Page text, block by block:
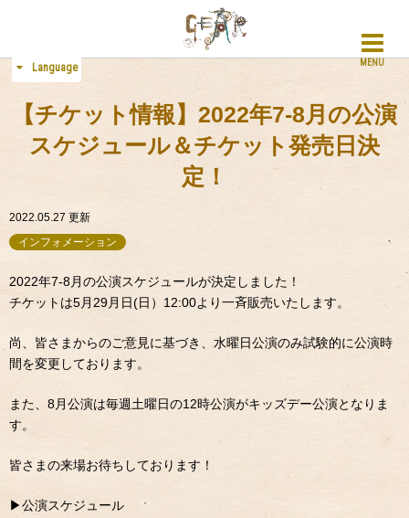
MENU
Language
【チケット情報】2022年7-8月の公演
スケジュール＆チケット発売日決
定！
2022.05.27 更新
インフォメーション
2022年7-8月の公演スケジュールが決定しました！
チケットは5月29月日(日）12:00より一斉販売いたします。
尚、皆さまからのご意見に基づき、水曜日公演のみ試験的に公演時
間を変更しております。
また、8月公演は毎週土曜日の12時公演がキッズデー公演となりま
す。
皆さまの来場お待ちしております！
▶︎公演スケジュール